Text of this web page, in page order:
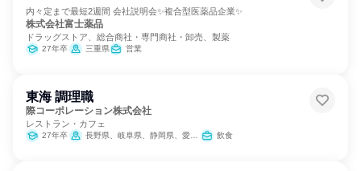
内々定まで最短2週間 会社説明会✨複合型医薬品企業✨
株式会社富士薬品
ドラッグストア、総合商社・専門商社・卸売、製薬
27年卒 三重県 営業
東海 調理職
際コーポレーション株式会社
レストラン・カフェ
27年卒 長野県、岐阜県、静岡県、愛知県、三重県 飲食